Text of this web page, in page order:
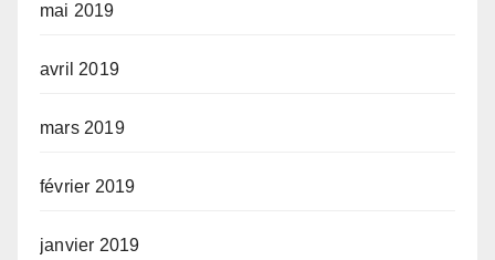
mai 2019
avril 2019
mars 2019
février 2019
janvier 2019